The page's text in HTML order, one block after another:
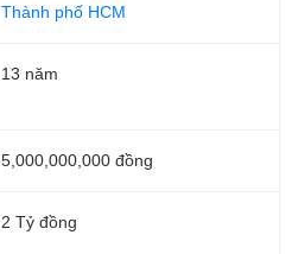
Thành phố HCM
13 năm
5,000,000,000 đồng
2 Tỷ đồng